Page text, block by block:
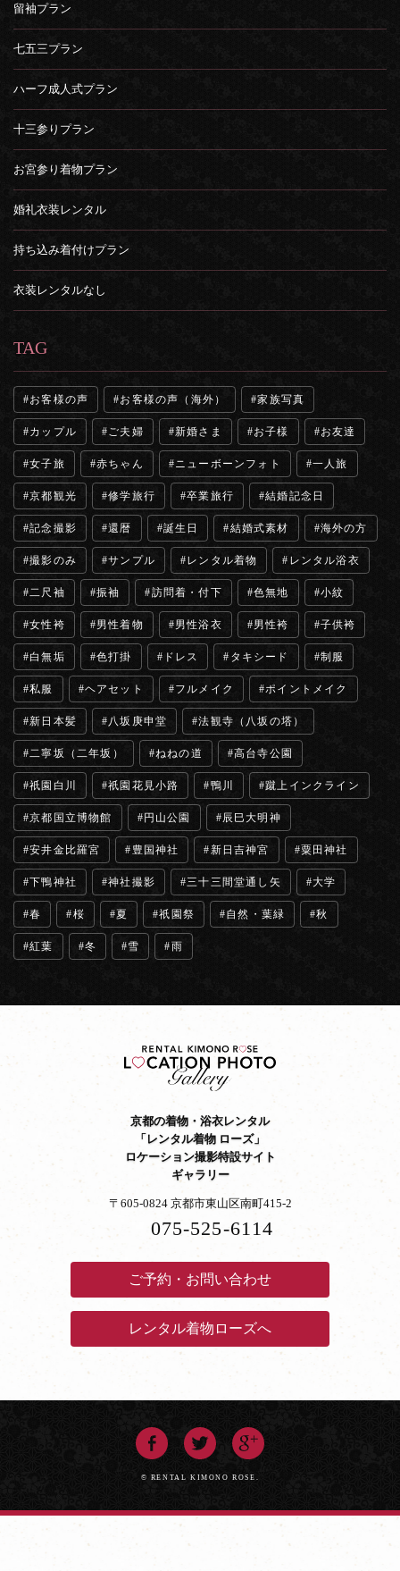
留袖プラン
七五三プラン
ハーフ成人式プラン
十三参りプラン
お宮参り着物プラン
婚礼衣装レンタル
持ち込み着付けプラン
衣装レンタルなし
TAG
お客様の声 お客様の声（海外） 家族写真
カップル ご夫婦 新婚さま お子様 お友達
女子旅 赤ちゃん ニューボーンフォト 一人旅
京都観光 修学旅行 卒業旅行 結婚記念日
記念撮影 還暦 誕生日 結婚式素材 海外の方
撮影のみ サンプル レンタル着物 レンタル浴衣
二尺袖 振袖 訪問着・付下 色無地 小紋
女性袴 男性着物 男性浴衣 男性袴 子供袴
白無垢 色打掛 ドレス タキシード 制服
私服 ヘアセット フルメイク ポイントメイク
新日本髪 八坂庚申堂 法観寺（八坂の塔）
二寧坂（二年坂） ねねの道 高台寺公園
祇園白川 祇園花見小路 鴨川 蹴上インクライン
京都国立博物館 円山公園 辰巳大明神
安井金比羅宮 豊国神社 新日吉神宮 粟田神社
下鴨神社 神社撮影 三十三間堂通し矢 大学
春 桜 夏 祇園祭 自然・葉緑 秋
紅葉 冬 雪 雨
京都の着物・浴衣レンタル
「レンタル着物 ローズ」
ロケーション撮影特設サイト
ギャラリー
〒605-0824 京都市東山区南町415-2
075-525-6114
ご予約・お問い合わせ
レンタル着物ローズへ
© RENTAL KIMONO ROSE.